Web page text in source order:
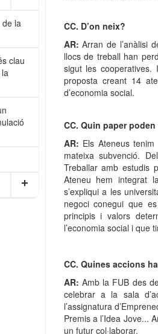
la
clau
+
CC. D’on neix?
AR: Arran de l’anàlisi
llocs de treball han
sigut les cooperatives.
proposta creant 14
d’economia social.
CC. Quin paper
AR: Els Ateneus
mateixa subvenció.
Treballar amb estudis
Ateneu hem integrat
s’expliqui a les
negoci conegui que
principis i valors
l’economia social i que
CC. Quines accions
AR: Amb la FUB des
celebrar a la sala
l’assignatura
Premis a l’Idea Jove...
un futur col·laborar.